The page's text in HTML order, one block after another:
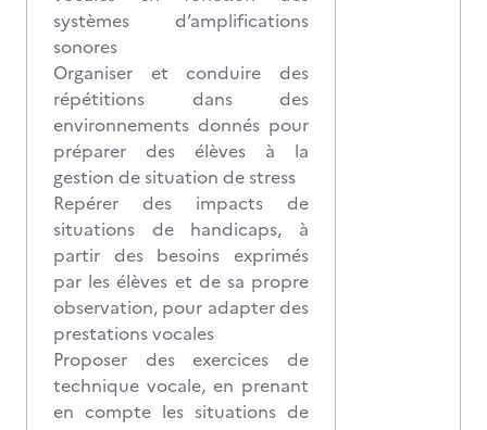
systèmes d’amplifications
sonores
Organiser et conduire des
répétitions dans des
environnements donnés pour
préparer des élèves à la
gestion de situation de stress
Repérer des impacts de
situations de handicaps, à
partir des besoins exprimés
par les élèves et de sa propre
observation, pour adapter des
prestations vocales
Proposer des exercices de
technique vocale, en prenant
en compte les situations de